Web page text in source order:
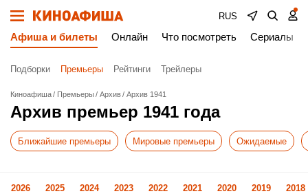
RUS
Афиша и билеты Онлайн Что посмотреть Сериалы
Подборки Премьеры Рейтинги Трейлеры
Киноафиша Премьеры Архив Архив 1941
Архив премьер 1941 года
Ближайшие премьеры Мировые премьеры Ожидаемые
2026 2025 2024 2023 2022 2021 2020 2019 2018